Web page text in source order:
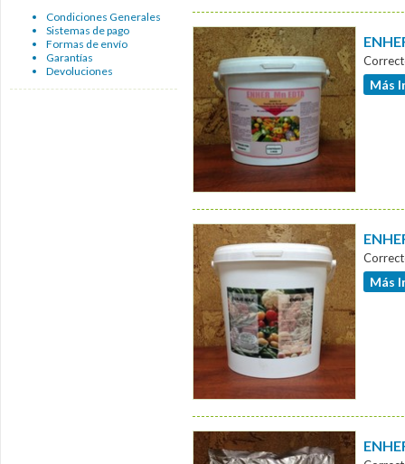
Condiciones Generales
Sistemas de pago
Formas de envío
Garantías
Devoluciones
Más
Más